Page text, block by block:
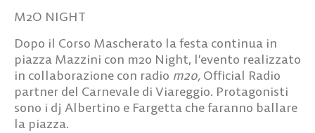
M2O NIGHT
Dopo il Corso Mascherato la festa continua in
piazza Mazzini con m2o Night, l’evento realizzato
in collaborazione con radio m2o, Official Radio
partner del Carnevale di Viareggio. Protagonisti
sono i dj Albertino e Fargetta che faranno ballare
la piazza.